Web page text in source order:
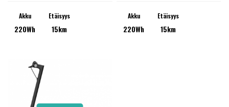
Akku
220Wh
Etäisyys
15km
Akku
220Wh
Etäisyys
15km